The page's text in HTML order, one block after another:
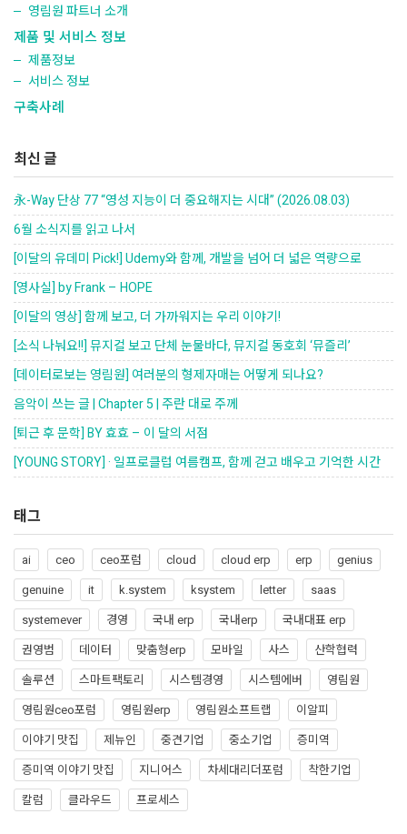
영림원 파트너 소개
제품 및 서비스 정보
제품정보
서비스 정보
구축사례
최신 글
永-Way 단상 77 “영성 지능이 더 중요해지는 시대” (2026.08.03)
6월 소식지를 읽고 나서
[이달의 유데미 Pick!] Udemy와 함께, 개발을 넘어 더 넓은 역량으로
[영사실] by Frank – HOPE
[이달의 영상] 함께 보고, 더 가까워지는 우리 이야기!
[소식 나눠요!!] 뮤지컬 보고 단체 눈물바다, 뮤지컬 동호회 ‘뮤즐리’
[데이터로보는 영림원] 여러분의 형제자매는 어떻게 되나요?
음악이 쓰는 글 | Chapter 5 | 주란 대로 주께
[퇴근 후 문학] BY 효효 – 이 달의 서점
[YOUNG STORY] · 일프로클럽 여름캠프, 함께 걷고 배우고 기억한 시간
태그
ai ceo ceo포럼 cloud cloud erp erp
genius
genuine
it k.system ksystem letter
saas
systemever
경영 국내 erp 국내erp
국내대표 erp
권영범
데이터 맞춤형erp 모바일 사스
산학협력
솔루션
스마트팩토리 시스템경영 시스템에버
영림원
영림원ceo포럼
영림원erp 영림원소프트랩
이알피
이야기 맛집
제뉴인 중견기업 중소기업
증미역
증미역 이야기 맛집
지니어스 차세대리더포럼
착한기업
칼럼
클라우드 프로세스